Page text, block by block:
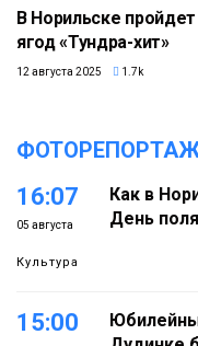
В Норильске
ягод «Тундра-хит»
12 августа 2025 1.7k
16:07
05 августа
Культура
Как в
День
15:00